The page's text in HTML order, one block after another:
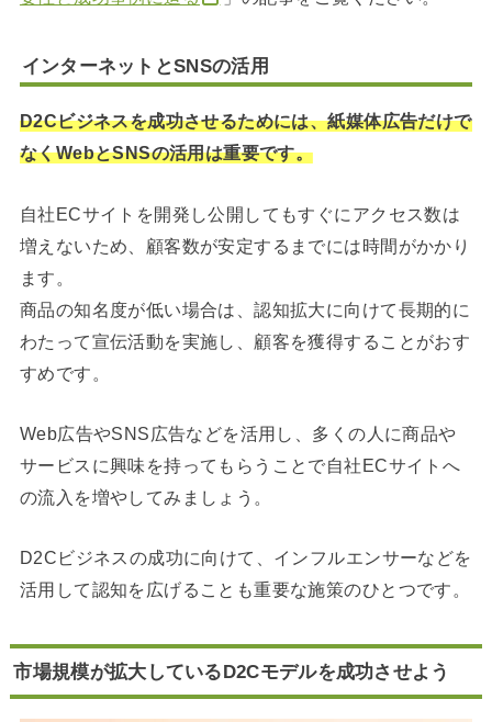
インターネットとSNSの活用
D2Cビジネスを成功させるためには、紙媒体広告だけで
なくWebとSNSの活用は重要です。
自社ECサイトを開発し公開してもすぐにアクセス数は
増えないため、顧客数が安定するまでには時間がかかり
ます。
商品の知名度が低い場合は、認知拡大に向けて長期的に
わたって宣伝活動を実施し、顧客を獲得することがおす
すめです。
Web広告やSNS広告などを活用し、多くの人に商品や
サービスに興味を持ってもらうことで自社ECサイトへ
の流入を増やしてみましょう。
D2Cビジネスの成功に向けて、インフルエンサーなどを
活用して認知を広げることも重要な施策のひとつです。
市場規模が拡大しているD2Cモデルを成功させよう